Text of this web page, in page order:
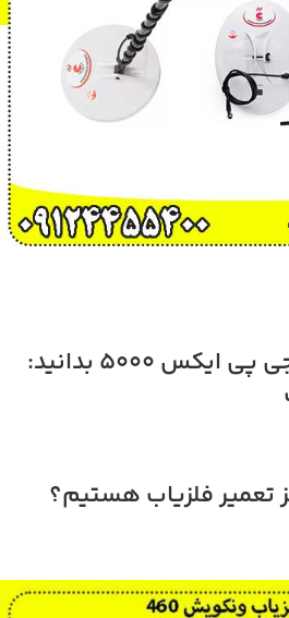
قبل از خرید فلزیاب جی پی ایکس 5000 بدانید:
تعمیر فلزیاب هستیم؟